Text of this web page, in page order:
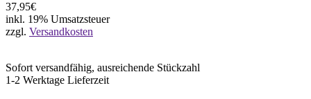
37,95€
inkl. 19% Umsatzsteuer
zzgl. Versandkosten
Sofort versandfähig, ausreichende Stückzahl
1-2 Werktage Lieferzeit